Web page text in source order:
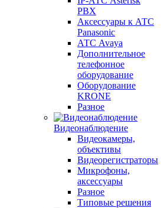
PBX
Аксессуары к АТС
Panasonic
АТС Avaya
Дополнительное
телефонное
оборудование
Оборудование
KRONE
Разное
Видеонаблюдение
Видеокамеры,
объективы
Видеорегистраторы
Микрофоны,
аксессуары
Разное
Типовые решения